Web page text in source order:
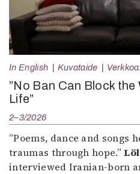
In English Kuvataide
”No Ban Can Block
Life”
2–3/2026
”Poems, dance and songs
traumas through hope.”
interviewed Iranian-born